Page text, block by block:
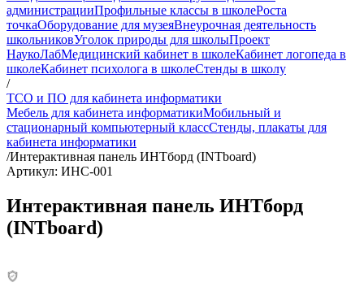
администрацииПрофильные классы в школеРоста
точкаОборудование для музеяВнеурочная деятельность
школьниковУголок природы для школыПроект
НаукоЛабМедицинский кабинет в школеКабинет логопеда в
школеКабинет психолога в школеСтенды в школу
/
ТСО и ПО для кабинета информатики
Мебель для кабинета информатикиМобильный и
стационарный компьютерный классСтенды, плакаты для
кабинета информатики
/Интерактивная панель ИНТборд (INTboard)
Артикул: ИНС-001
Интерактивная панель ИНТборд
(INTboard)